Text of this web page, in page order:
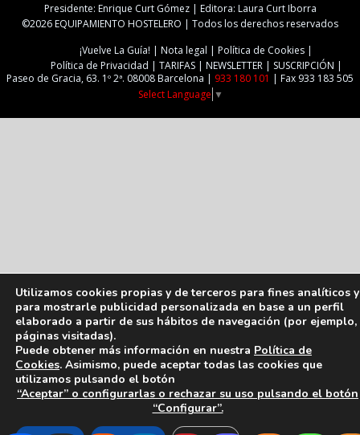
Presidente: Enrique Curt Gómez | Editora: Laura Curt Iborra
©2026 EQUIPAMIENTO HOSTELERO | Todos los derechos reservados
¡Vuelve La Guía!
Nota legal
Política de Cookies
Política de Privacidad
TARIFAS NEWSLETTER
SUSCRIPCIÓN
Paseo de Gracia, 63. 1º 2ª. 08008 Barcelona | 933 180 101 | Fax 933 183 505
Select Language ▼
Utilizamos cookies propias y de terceros para fines analíticos y
para mostrarle publicidad personalizada en base a un perfil
elaborado a partir de sus hábitos de navegación (por ejemplo,
páginas visitadas).
Puede obtener más información en nuestra Política de
Cookies. Asimismo, puede aceptar todas las cookies que
utilizamos pulsando el botón
“Aceptar” o configurarlas o rechazar su uso pulsando el botón
“Configurar”.